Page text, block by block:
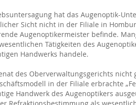
hat das Augenoptik-
Sicht nicht in der Filiale in
Augenoptikermeister befinde.
Tätigkeiten des
Handwerks handele.
des Oberverwaltungsgerichts
in der Filiale erbrachte
Handwerk des Augenoptikers